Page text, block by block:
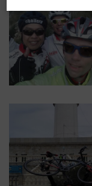
me-sport PLUS
Unser Verein
Mitgliederservice